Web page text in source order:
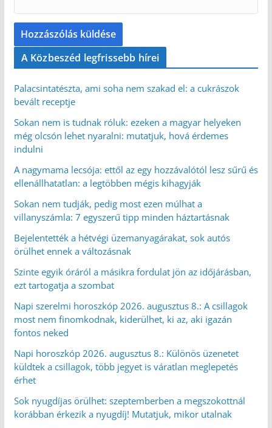
A Közbeszéd legfrissebb hírei
Palacsintatészta, ami soha nem szakad el: a cukrászok
bevált receptje
Sokan nem is tudnak róluk: ezeken a magyar helyeken
még olcsón lehet nyaralni: mutatjuk, hová érdemes
indulni
A nagymama lecsója: ettől az egy hozzávalótól lesz sűrű és
ellenállhatatlan: a legtöbben mégis kihagyják
Sokan nem tudják, pedig most ezen múlhat a
villanyszámla: 7 egyszerű tipp minden háztartásnak
Bejelentették a hétvégi üzemanyagárakat, sok autós
örülhet ennek a változásnak
Szinte egyik óráról a másikra fordulat jön az időjárásban,
ezt tartogatja a szombat
Napi szerelmi horoszkóp 2026. augusztus 8.: A csillagok
most nem finomkodnak, kiderülhet, ki az, aki igazán
fontos neked
Napi horoszkóp 2026. augusztus 8.: Különös üzenetet
küldtek a csillagok, több jegyet is váratlan meglepetés
érhet
Sok nyugdíjas örülhet: szeptemberben a megszokottnál
korábban érkezik a nyugdíj! Mutatjuk, mikor utalnak